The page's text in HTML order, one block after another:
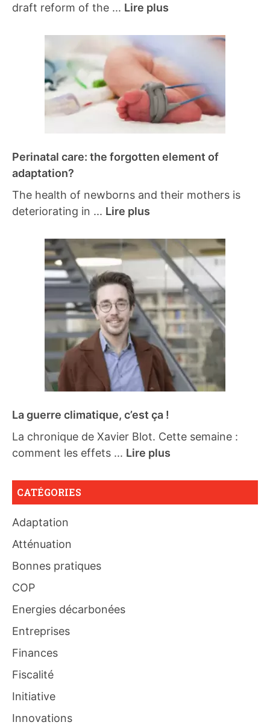
draft reform of the ... Lire plus
Perinatal care: the forgotten element of
adaptation?
The health of newborns and their mothers is
deteriorating in ... Lire plus
La guerre climatique, c’est ça !
La chronique de Xavier Blot. Cette semaine :
comment les effets ... Lire plus
CATÉGORIES
Adaptation
Atténuation
Bonnes pratiques
COP
Energies décarbonées
Entreprises
Finances
Fiscalité
Initiative
Innovations